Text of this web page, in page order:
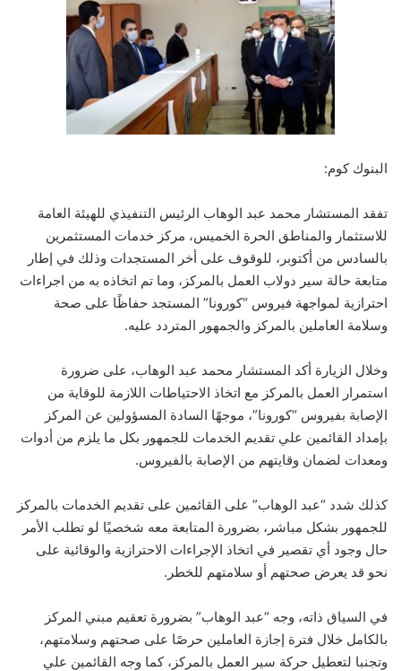
البنوك كوم:
تفقد المستشار محمد عبد الوهاب الرئيس التنفيذي للهيئة العامة
للاستثمار والمناطق الحرة الخميس، مركز خدمات المستثمرين
بالسادس من أكتوبر، للوقوف على أخر المستجدات وذلك في إطار
متابعة حالة سير دولاب العمل بالمركز، وما تم اتخاذه به من اجراءات
احترازية لمواجهة فيروس “كورونا” المستجد حفاظًا على صحة
وسلامة العاملين بالمركز والجمهور المتردد عليه.
وخلال الزيارة أكد المستشار محمد عبد الوهاب، على ضرورة
استمرار العمل بالمركز مع اتخاذ الاحتياطات اللازمة للوقاية من
الإصابة بفيروس “كورونا”، موجهًا السادة المسؤولين عن المركز
بإمداد القائمين علي تقديم الخدمات للجمهور بكل ما يلزم من أدوات
ومعدات لضمان وقايتهم من الإصابة بالفيروس.
كذلك شدد “عبد الوهاب” على القائمين على تقديم الخدمات بالمركز
للجمهور بشكل مباشر، بضرورة المتابعة معه شخصيًا لو تطلب الأمر
حال وجود أي تقصير في اتخاذ الإجراءات الاحترازية والوقائية على
نحو قد يعرض صحتهم أو سلامتهم للخطر.
في السياق ذاته، وجه “عبد الوهاب” بضرورة تعقيم مبني المركز
بالكامل خلال فترة إجازة العاملين حرصًا على صحتهم وسلامتهم،
وتجنبا لتعطيل حركة سير العمل بالمركز، كما وجه القائمين علي